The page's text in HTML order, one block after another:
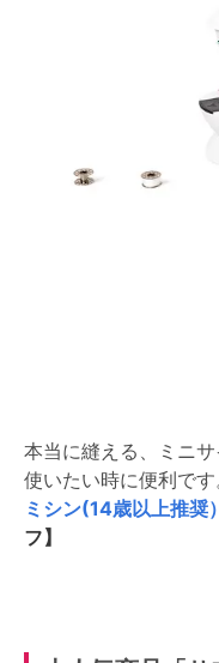
本当に縫える、ミニ
使いたい時に便利です
ミシン(14歳以上推奨）
フ】